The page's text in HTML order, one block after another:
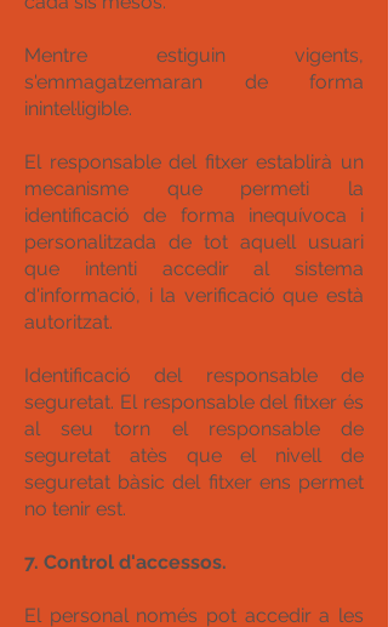
Mentre estiguin vigents,
s'emmagatzemaran de forma
inintel·ligible.
El responsable del fitxer establirà un
mecanisme que permeti la
identificació de forma inequívoca i
personalitzada de tot aquell usuari
que intenti accedir al sistema
d'informació, i la verificació que està
autoritzat.
Identificació del responsable de
seguretat. El responsable del fitxer és
al seu torn el responsable de
seguretat atès que el nivell de
seguretat bàsic del fitxer ens permet
no tenir est.
7. Control d'accessos.
El personal només pot accedir a les